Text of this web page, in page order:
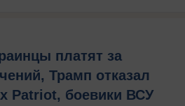
платят за
Трамп отказал
Patriot, боевики ВСУ